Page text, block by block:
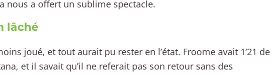
nous a offert un sublime spectacle.
lâché
joué, et tout aurait pu rester en l’état. Froome avait 1’21 de
et il savait qu’il ne referait pas son retour sans des